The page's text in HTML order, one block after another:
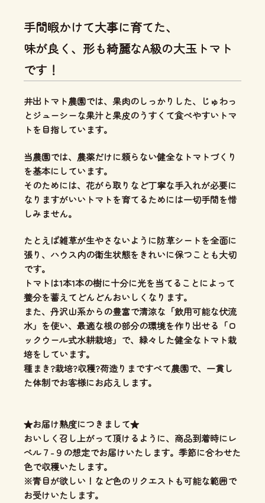
手間暇かけて大事に育てた、
味が良く、形も綺麗なA級の大玉トマト
です！
井出トマト農園では、 果肉のしっかりした、じゅわっ
とジューシーな果汁と果皮のうすくて食べやすいトマ
トを目指しています。
当農園では、 農薬だけに頼らない健全なトマトづくり
を基本にしています。
そのためには、花がら取りなど丁寧な手入れが必要に
なりますがいいトマトを育てるためには一切手間を惜
しみません。
たとえば雑草が生やさないように防草シートを全面に
張り、ハウス内の衛生状態をきれいに保つことも大切
です。
トマトは1本1本の樹に十分に光を当てることによって
養分を蓄えてどんどんおいしくなります。
また、丹沢山系からの豊富で清涼な「飲用可能な伏流
水」を使い、 最適な根の部分の環境を作り出せる「ロ
ックウール式水耕栽培」 で、緑々した健全なトマト栽
培をしています。
種まき?栽培?収穫?荷造りまですべて農園で、一貫し
た体制でお客様にお応えします。
★お届け熟度につきまして★
おいしく召し上がって頂けるように、商品到着時にレ
ベル７-９の想定でお届けいたします。季節に合わせた
色で収穫いたします。
※青目が欲しい！など色のリクエストも可能な範囲で
お受けいたします。